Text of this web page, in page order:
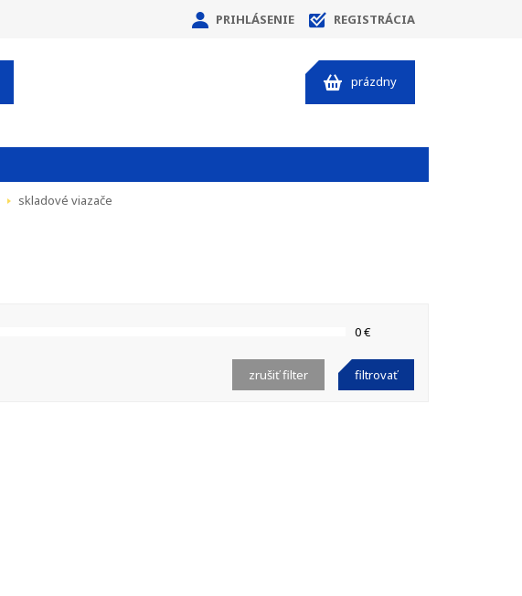
PRIHLÁSENIE REGISTRÁCIA
prázdny
skladové viazače
0 €
filtrovať
zrušiť filter